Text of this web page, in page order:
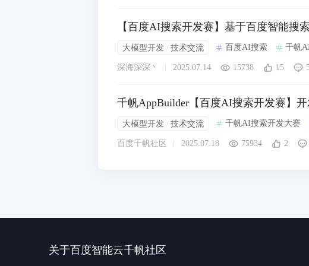
【百度AI搜索开发赛】基于百度智能搜
大模型开发 / 技术交流 百度AI搜索 千帆
深海深深丶 2025.07.14 15738 15
千帆AppBuilder【百度AI搜索开发赛】开
大模型开发 / 技术交流 千帆AI搜索开发大赛
百度千帆社区 2025.07.18 75934 2
关于百度智能云千帆社区